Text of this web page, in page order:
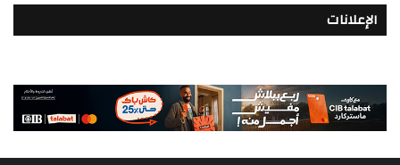
الإعلانات